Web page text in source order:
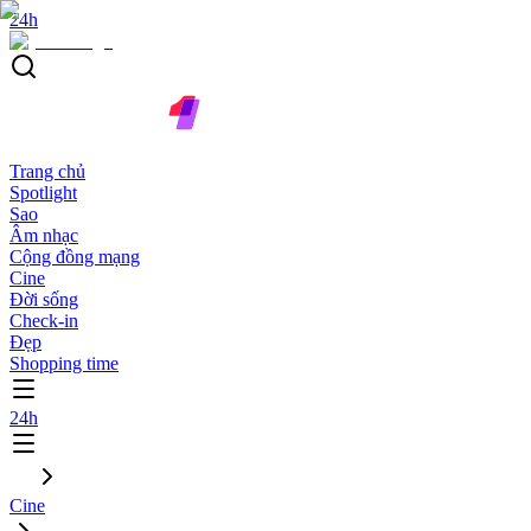
24h
Trang chủ
Spotlight
Sao
Âm nhạc
Cộng đồng mạng
Cine
Đời sống
Check-in
Đẹp
Shopping time
24h
Cine